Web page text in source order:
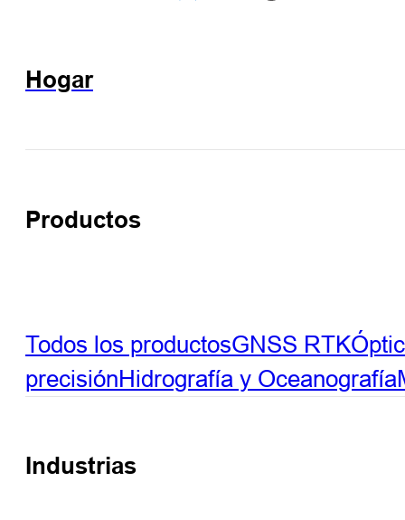
Hogar
Productos
Todos los productosGNSS RTK
precisiónHidrografía y Oceanografía
Industrias